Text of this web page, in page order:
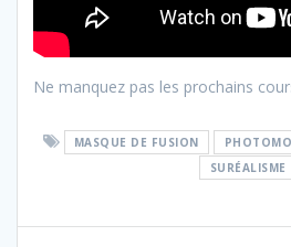
Ne manquez pas les prochains
MASQUE DE FUSION
SURÉALISME